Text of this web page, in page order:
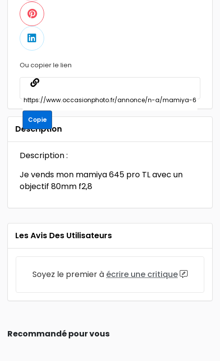
Ou copier le lien
Copie
Description
Description :
Je vends mon mamiya 645 pro TL avec un
objectif 80mm f2,8
Les Avis Des Utilisateurs
Soyez le premier à écrire une critique
Recommandé pour vous